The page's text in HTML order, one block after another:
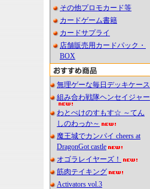
その他プロモカード等
カードゲーム書籍
カードサプライ
店舗販売用カードパック・
BOX
無理ゲーな毎日デッキケース
組み合わ戦隊ヘンセイジャー
わとぺけのすもす☆ ～てん
しのわっか～
魔王城でカンパイ cheers at
DragonGot castle
オゴラレイヤーズ！
筋肉テイキング
Activators vol.3